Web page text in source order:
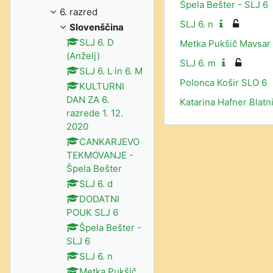
Špela Bešter - SLJ 6
SLJ 6. n
Metka Pukšič Mavsar
SLJ 6. m
Polonca Košir SLO 6
Katarina Hafner
6. razred
Slovenščina
SLJ 6. D
(Anželj)
SLJ 6. L in 6. M
KULTURNI
DAN ZA 6.
razrede 1. 12.
2020
CANKARJEVO
TEKMOVANJE -
Špela Bešter
SLJ 6. d
DODATNI
POUK SLJ 6
Špela Bešter -
SLJ 6
SLJ 6. n